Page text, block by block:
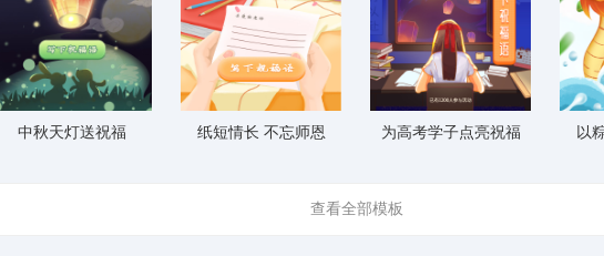
中秋天灯送祝福 纸短情长 不忘师恩 为高考学子点亮祝福 以
查看全部模板